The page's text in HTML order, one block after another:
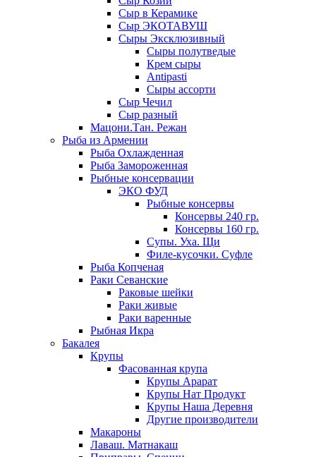
Сыр в Керамике
Сыр ЭКОТАВУШ
Сыры Эксклюзивный
Сыры полутведые
Крем сыры
Antipasti
Сыры ассорти
Сыр Чечил
Сыр разный
Мацони.Тан. Режан
Рыба из Армении
Рыба Охлажденная
Рыба Замороженная
Рыбные консервации
ЭКО ФУД
Рыбные консервы
Консервы 240 гр.
Консервы 160 гр.
Супы. Уха. Щи
Филе-кусочки. Суфле
Рыба Копченая
Раки Севанские
Раковые шейки
Раки живые
Раки варенные
Рыбная Икра
Бакалея
Крупы
Фасованная крупа
Крупы Арарат
Крупы Нат Продукт
Крупы Наша Деревня
Другие производители
Макароны
Лаваш. Матнакаш